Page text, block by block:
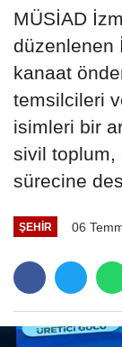
MÜSİAD
düzenlenen
kanaat
temsilcileri
isimleri bir
sivil toplum,
sürecine
ŞEHIR 06